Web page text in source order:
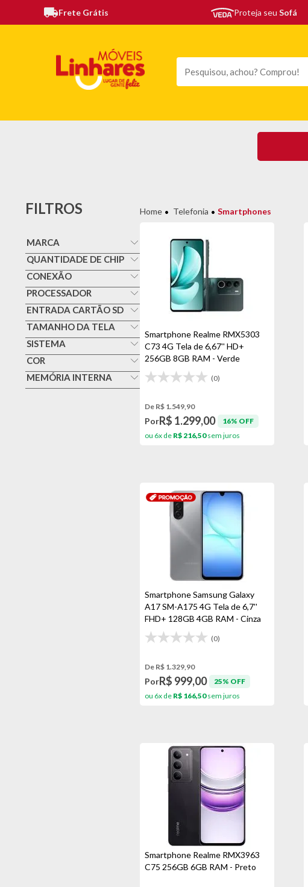
Frete Grátis Proteja seu Sofá
FILTROS
MARCA
Motorola
Realme
Samsung
QUANTIDADE DE CHIP
Um
Dois
CONEXÃO
4g
5g
Bluetooth
Wi-fi
PROCESSADOR
Octa Core
ENTRADA CARTÃO SD
Sim
TAMANHO DA TELA
6,6 Polegadas
6,67 Polegadas
6,71 Polegadas
SISTEMA
Android
COR
Azul Escuro
MEMÓRIA INTERNA
Telefonia Smartphones
Smartphone Realme RMX5303
C73 4G Tela de 6,67'' HD+
256GB 8GB RAM - Verde
(0)
De R$ 1.549,90
PorR$ 1.299,00
16% OFF
ou 6x de R$ 216,50sem juros
Smartphone Samsung Galaxy
A17 SM-A175 4G Tela de 6,7''
FHD+ 128GB 4GB RAM - Cinza
(0)
De R$ 1.329,90
PorR$ 999,00
25% OFF
ou 6x de R$ 166,50sem juros
Smartphone Realme RMX3963
C75 256GB 6GB RAM - Preto